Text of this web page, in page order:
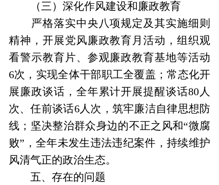
（三）深化作风建设和廉政教育
严格落实中央八项规定及其实施细则
精神，开展党风廉政教育月活动，组织观
看警示教育片、参观廉政教育基地等活动
6次，实现全体干部职工全覆盖；常态化开
展廉政谈话，全年累计开展提醒谈话80人
次、任前谈话6人次，筑牢廉洁自律思想防
线；坚决整治群众身边的不正之风和“微腐
败”，全年未发生违法违纪案件，持续维护
风清气正的政治生态。
五、存在的问题